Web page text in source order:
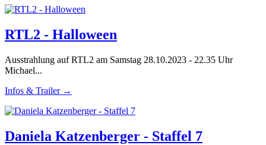
RTL2 - Halloween
Ausstrahlung auf RTL2 am Samstag 28.10.2023 - 22.35 Uhr
Michael...
Infos & Trailer →
Daniela Katzenberger - Staffel 7